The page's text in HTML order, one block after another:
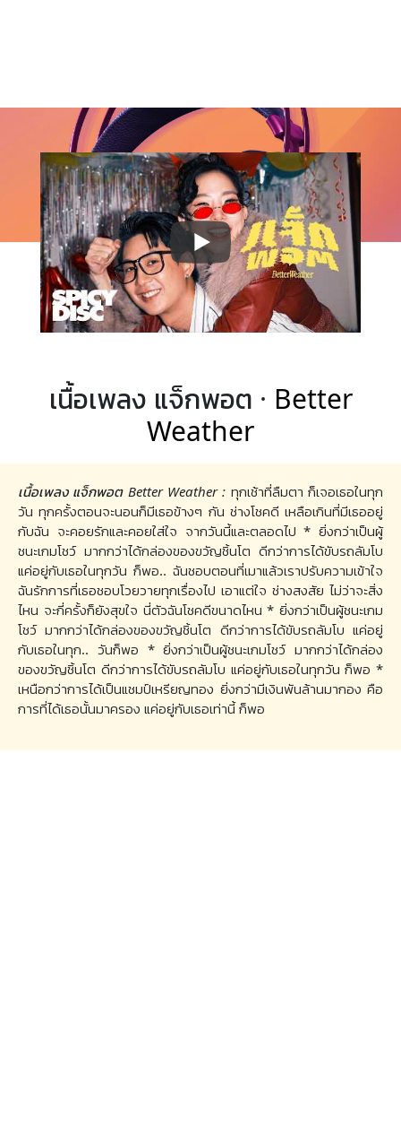
เนื้อเพลง แจ็กพอต · Better
Weather
เนื้อเพลง แจ็กพอต Better Weather : ทุกเช้าที่ลืมตา ก็เจอเธอในทุก
วัน ทุกครั้งตอนจะนอนก็มีเธอข้างๆ กัน ช่างโชคดี เหลือเกินที่มีเธออยู่
กับฉัน จะคอยรักและคอยใส่ใจ จากวันนี้และตลอดไป * ยิ่งกว่าเป็นผู้
ชนะเกมโชว์ มากกว่าได้กล่องของขวัญชิ้นโต ดีกว่าการได้ขับรถลัมโบ
แค่อยู่กับเธอในทุกวัน ก็พอ.. ฉันชอบตอนที่เมาแล้วเราปรับความเข้าใจ
ฉันรักการที่เธอชอบโวยวายทุกเรื่องไป เอาแต่ใจ ช่างสงสัย ไม่ว่าจะสิ่ง
ไหน จะกี่ครั้งก็ยังสุขใจ นี่ตัวฉันโชคดีขนาดไหน * ยิ่งกว่าเป็นผู้ชนะเกม
โชว์ มากกว่าได้กล่องของขวัญชิ้นโต ดีกว่าการได้ขับรถลัมโบ แค่อยู่
กับเธอในทุก.. วันก็พอ * ยิ่งกว่าเป็นผู้ชนะเกมโชว์ มากกว่าได้กล่อง
ของขวัญชิ้นโต ดีกว่าการได้ขับรถลัมโบ แค่อยู่กับเธอในทุกวัน ก็พอ *
เหนือกว่าการได้เป็นแชมป์เหรียญทอง ยิ่งกว่ามีเงินพันล้านมากอง คือ
การที่ได้เธอนั้นมาครอง แค่อยู่กับเธอเท่านี้ ก็พอ